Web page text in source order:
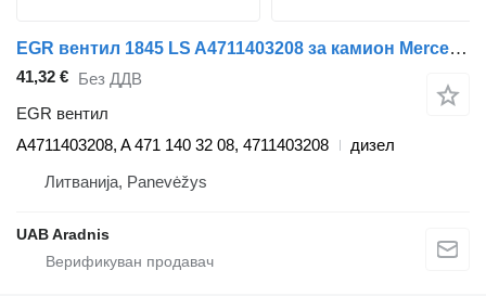
EGR вентил 1845 LS A4711403208 за камион Mercedes-Benz ACTROS MP4
41,32 € Без ДДВ
EGR вентил
A4711403208, A 471 140 32 08, 4711403208
дизел
Литванија, Panevėžys
UAB Aradnis